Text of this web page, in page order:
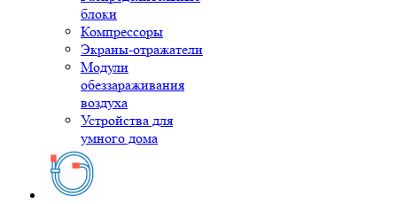
блоки
Компрессоры
Экраны-отражатели
Модули
обеззараживания
воздуха
Устройства для
умного дома